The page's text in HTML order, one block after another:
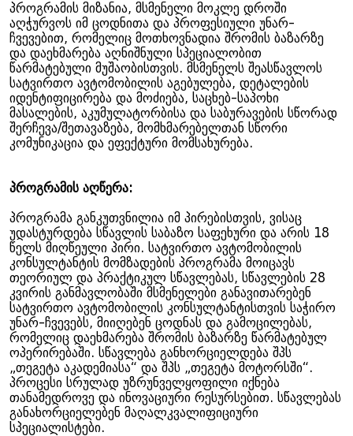
პროგრამის მიზანია, მსმენელი მოკლე დროში
აღჭურვოს იმ ცოდნითა და პროფესიული უნარ-
ჩვევებით, რომელიც მოთხოვნადია შრომის ბაზარზე
და დაეხმარება აღნიშნული სპეციალობით
წარმატებული მუშაობისთვის. მსმენელს შეასწავლოს
სატვირთო ავტომობილის აგებულება, დეტალების
იდენტიფიცირება და მოძიება, საცხებ-საპოხი
მასალების, აკუმულატორბისა და საბურავების სწორად
შერჩევა/შეთავაზება, მომხმარებელთან სწორი
კომუნიკაცია და ეფექტური მომსახურება.
პროგრამის აღწერა:
პროგრამა განკუთვნილია იმ პირებისთვის, ვისაც
უდასტურდება სწავლის საბაზო საფეხური და არის 18
წელს მიღწეული პირი. სატვირთო ავტომობილის
კონსულტანტის მომზადების პროგრამა მოიცავს
თეორიულ და პრაქტიკულ სწავლებას, სწავლების 28
კვირის განმავლობაში მსმენელები განავითარებენ
სატვირთო ავტომობილის კონსულტანტისთვის საჭირო
უნარ-ჩვევებს, მიიღებენ ცოდნას და გამოცილებას,
რომელიც დაეხმარება შრომის ბაზარზე წარმატებულ
ოპერირებაში. სწავლება განხორციელდება შპს
„თეგეტა აკადემიასა“ და შპს „თეგეტა მოტორსში“.
პროცესი სრულად უზრუნველყოფილი იქნება
თანამედროვე და ინოვაციური რესურსებით. სწავლებას
განახორციელებენ მაღალკვალიფიციური
სპეციალისტები.